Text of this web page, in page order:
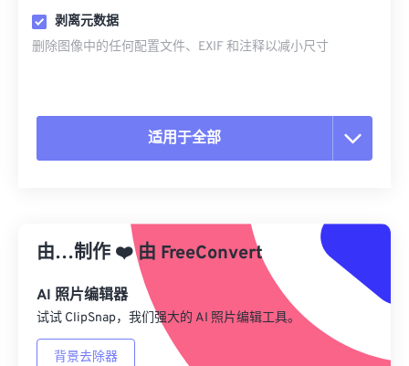
剥离元数据
删除图像中的任何配置文件、EXIF 和注释以减小尺寸
适用于全部
从预设应用
另存为预设
由…制作 ❤️由 FreeConvert
AI 照片编辑器
试试 ClipSnap，我们强大的 AI 照片编辑工具。
背景去除器